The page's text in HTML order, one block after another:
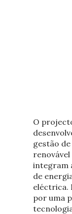
O
gestão
renovável
integram
de
eléctrica.
por uma